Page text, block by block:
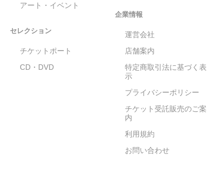
アート・イベント
セレクション
チケットポート
CD・DVD
企業情報
運営会社
店舗案内
特定商取引法に基づく表
示
プライバシーポリシー
チケット受託販売のご案
内
利用規約
お問い合わせ